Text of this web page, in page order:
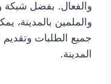
والفعال. بفضل شبكة
والملمين بالمدينة،
جميع الطلبات
المدينة.